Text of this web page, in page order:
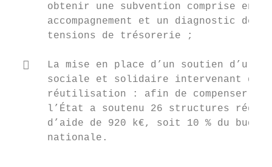
obtenir une subvention comprise
accompagnement et un diagnostic
      tensions de trésorerie ;
   La mise en place d’un soutien
sociale et solidaire intervenant
réutilisation : afin de compenser
l’État a soutenu 26 structures
d’aide de 920 k€, soit 10 % du
      nationale.